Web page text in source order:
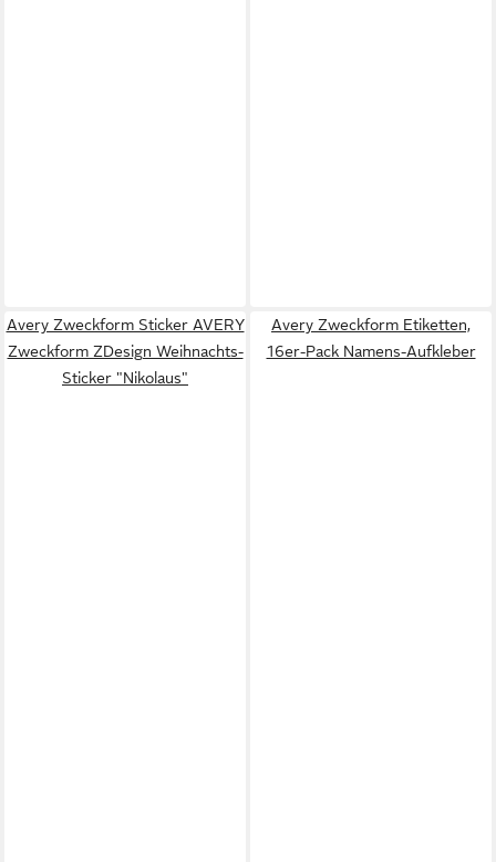
Avery Zweckform Sticker AVERY
Zweckform ZDesign Weihnachts-
Sticker "Nikolaus"
Avery Zweckform Etiketten,
16er-Pack Namens-Aufkleber